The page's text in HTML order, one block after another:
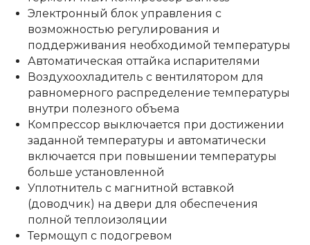
Электронный блок управления с
возможностью регулирования и
поддерживания необходимой температуры
Автоматическая оттайка испарителями
Воздухоохладитель с вентилятором для
равномерного распределение температуры
внутри полезного объема
Компрессор выключается при достижении
заданной температуры и автоматически
включается при повышении температуры
больше установленной
Уплотнитель с магнитной вставкой
(доводчик) на двери для обеспечения
полной теплоизоляции
Термощуп с подогревом